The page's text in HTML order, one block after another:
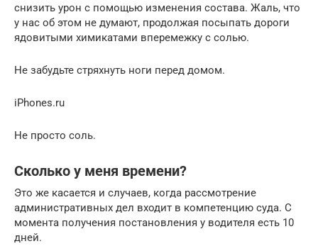
снизить урон с помощью изменения состава. Жаль, что
у нас об этом не думают, продолжая посыпать дороги
ядовитыми химикатами вперемежку с солью.
Не забудьте стряхнуть ноги перед домом.
iPhones.ru
Не просто соль.
Сколько у меня времени?
Это же касается и случаев, когда рассмотрение
административных дел входит в компетенцию суда. С
момента получения постановления у водителя есть 10
дней.